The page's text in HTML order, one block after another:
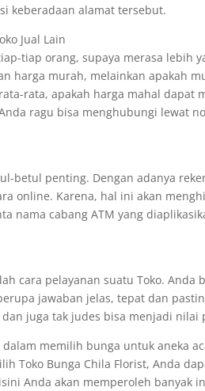
keberadaan alamat tersebut.
Jual Lain
tiap orang, supaya merasa lebih
harga murah, melainkan apakah
rata, apakah harga mahal dapat
ragu bisa menghubungi lewat
betul penting. Dengan adanya
online. Karena, hal ini akan
nama cabang ATM yang
cara pelayanan suatu Toko. Anda
jawaban jelas, tepat dan
juga tak judes bisa menjadi nilai
memilih bunga untuk aneka
Toko Bunga Chila Florist, Anda
Anda akan memperoleh banyak